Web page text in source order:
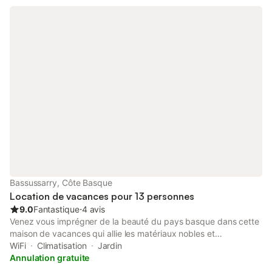
Bassussarry, Côte Basque
Location de vacances pour 13 personnes
9.0Fantastique⋅4 avis
Venez vous imprégner de la beauté du pays basque dans cette
maison de vacances qui allie les matériaux nobles et
l’architecture typique avec le confort moderne. Bien située entre
mer et montagne « Oyhen Artea », littéralement « entre les
WiFi Climatisation
Jardin
Annulation gratuite